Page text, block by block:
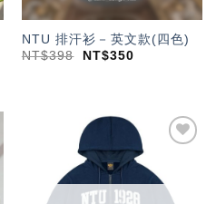
NTU 排汗衫－英文款(四色)
NT$398 NT$350
單」